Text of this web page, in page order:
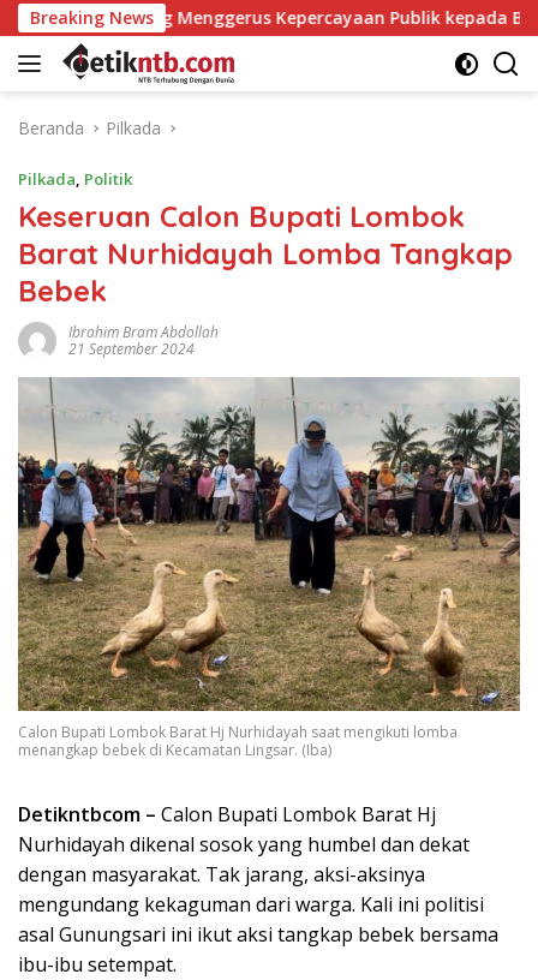
Langsung
ke
konten
Breaking News
Menggerus Kepercayaan Publik kepada BPK
Beranda Pilkada
Pilkada, Politik
Keseruan Calon Bupati Lombok
Barat Nurhidayah Lomba Tangkap
Bebek
Ibrahim Bram Abdollah
21 September 2024
Calon Bupati Lombok Barat Hj Nurhidayah saat mengikuti lomba
menangkap bebek di Kecamatan Lingsar. (Iba)
Detikntbcom – Calon Bupati Lombok Barat Hj
Nurhidayah dikenal sosok yang humbel dan dekat
dengan masyarakat. Tak jarang, aksi-aksinya
mengundang kekaguman dari warga. Kali ini politisi
asal Gunungsari ini ikut aksi tangkap bebek bersama
ibu-ibu setempat.